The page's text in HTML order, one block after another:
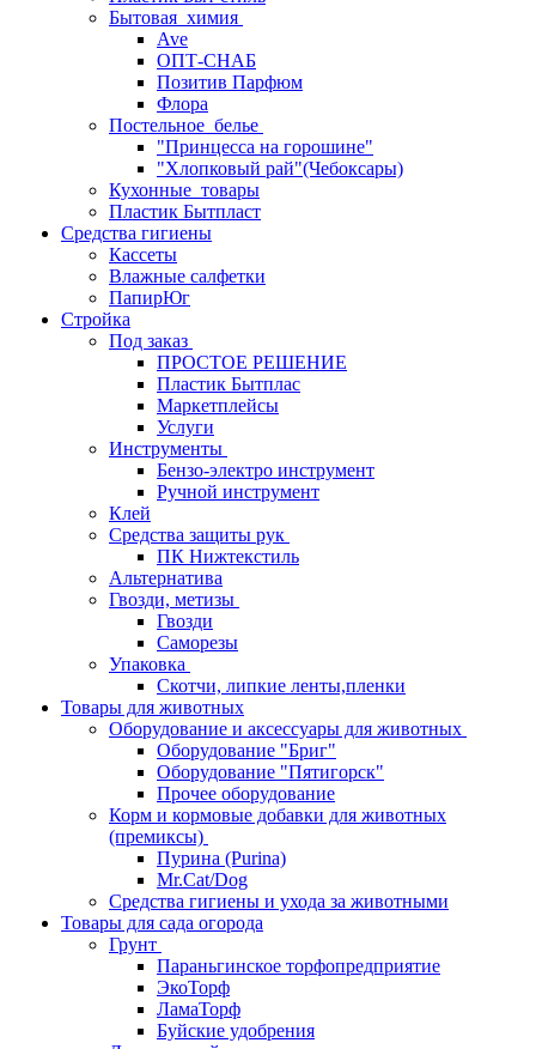
Бытовая_химия
Ave
ОПТ-СНАБ
Позитив Парфюм
Флора
Постельное_белье
"Принцесса на горошине"
"Хлопковый рай"(Чебоксары)
Кухонные_товары
Пластик Бытпласт
Средства гигиены
Кассеты
Влажные салфетки
ПапирЮг
Стройка
Под заказ
ПРОСТОЕ РЕШЕНИЕ
Пластик Бытплас
Маркетплейсы
Услуги
Инструменты
Бензо-электро инструмент
Ручной инструмент
Клей
Средства защиты рук
ПК Нижтекстиль
Альтернатива
Гвозди, метизы
Гвозди
Саморезы
Упаковка
Скотчи, липкие ленты,пленки
Товары для животных
Оборудование и аксессуары для животных
Оборудование "Бриг"
Оборудование "Пятигорск"
Прочее оборудование
Корм и кормовые добавки для животных
(премиксы)
Пурина (Purina)
Mr.Cat/Dog
Средства гигиены и ухода за животными
Товары для сада огорода
Грунт
Параньгинское торфопредприятие
ЭкоТорф
ЛамаТорф
Буйские удобрения